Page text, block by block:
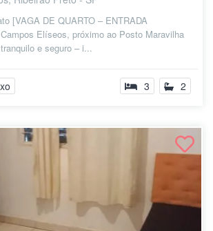
[VAGA DE QUARTO – ENTRADA
Elíseos, próximo ao Posto Maravilha
e seguro – i...
3 2